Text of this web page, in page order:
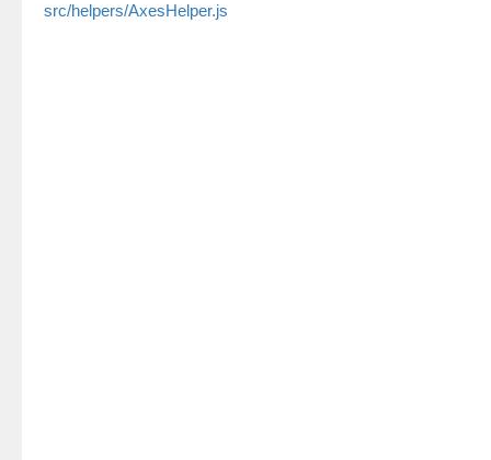
src/helpers/AxesHelper.js